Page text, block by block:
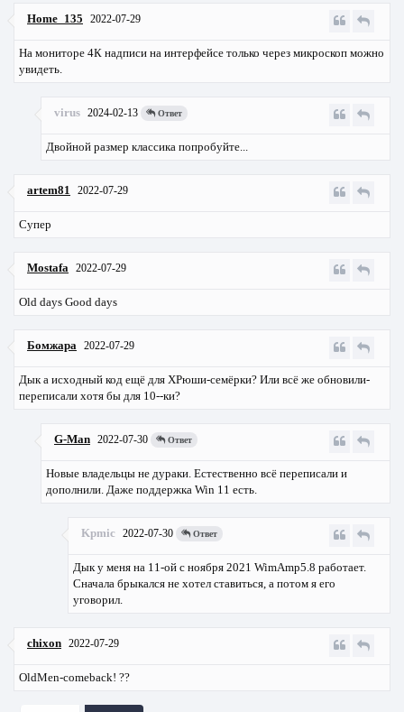
Home_135 2022-07-29
На мониторе 4К надписи на интерфейсе только через микроскоп можно
увидеть.
virus 2024-02-13 Ответ
Двойной размер классика попробуйте...
artem81 2022-07-29
Супер
Mostafa 2022-07-29
Old days Good days
Бомжара 2022-07-29
Дык а исходный код ещё для ХРюши-семёрки? Или всё же обновили-
переписали хотя бы для 10--ки?
G-Man 2022-07-30 Ответ
Новые владельцы не дураки. Естественно всё переписали и
дополнили. Даже поддержка Win 11 есть.
Kpmic 2022-07-30 Ответ
Дык у меня на 11-ой с ноября 2021 WimAmp5.8 работает.
Сначала брыкался не хотел ставиться, а потом я его
уговорил.
chixon 2022-07-29
OldMen-comeback! ??